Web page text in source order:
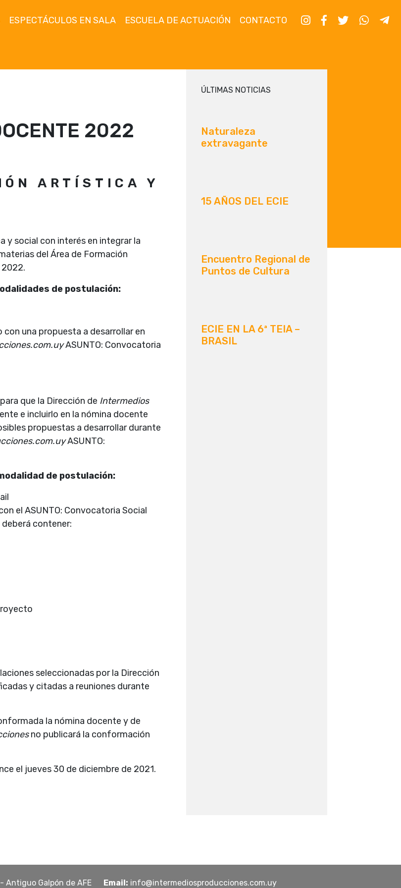
2022
ARTÍSTICA Y
y social con interés en integrar la
del Área de Formación
de postulación:
con una propuesta a desarrollar en
ASUNTO: Convocatoria
que la Dirección de Intermedios
e incluirlo en la nómina docente
propuestas a desarrollar durante
ASUNTO:
de postulación:
el ASUNTO: Convocatoria Social
contener:
seleccionadas por la Dirección
y citadas a reuniones durante
la nómina docente y de
no publicará la conformación
el jueves 30 de diciembre de 2021.
ÚLTIMAS NOTICIAS
Naturaleza
extravagante
15 AÑOS DEL ECIE
Encuentro Regional de
Puntos de Cultura
ECIE EN LA 6ª TEIA –
BRASIL
Antiguo Galpón de AFE Email: info@intermediosproducciones.com.uy
ESPECTÁCULOS EN SALA ESCUELA DE ACTUACIÓN CONTACTO